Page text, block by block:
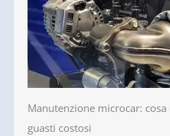
Manutenzione microcar:
guasti costosi